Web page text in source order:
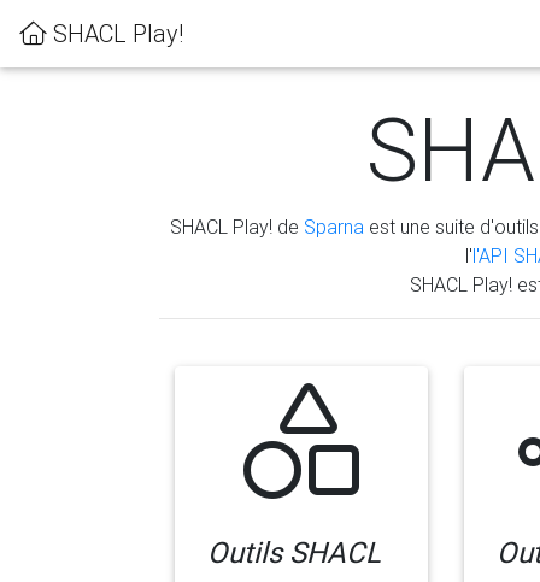
SHACL Play!
SHACL Play! de Sparna est une suite
l'l'API
SHACL Play!
Outils SHACL